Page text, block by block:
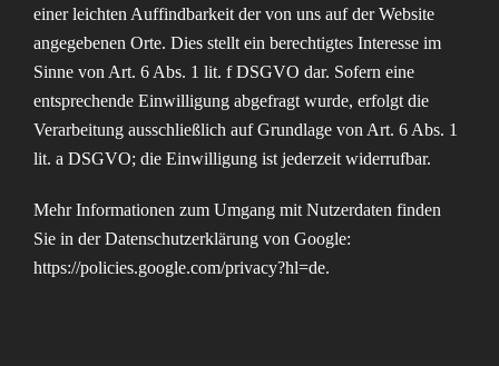
einer leichten Auffindbarkeit der von uns auf der Website
angegebenen Orte. Dies stellt ein berechtigtes Interesse im
Sinne von Art. 6 Abs. 1 lit. f DSGVO dar. Sofern eine
entsprechende Einwilligung abgefragt wurde, erfolgt die
Verarbeitung ausschließlich auf Grundlage von Art. 6 Abs. 1
lit. a DSGVO; die Einwilligung ist jederzeit widerrufbar.
Mehr Informationen zum Umgang mit Nutzerdaten finden
Sie in der Datenschutzerklärung von Google:
https://policies.google.com/privacy?hl=de.